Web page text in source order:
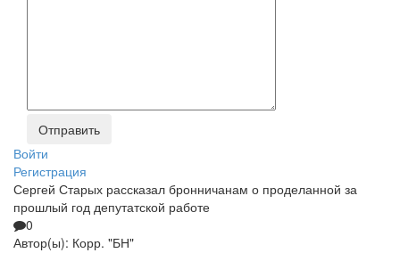
Войти
Регистрация
Сергей Старых рассказал бронничанам о проделанной за
прошлый год депутатской работе
0
Автор(ы): Корр. "БН"